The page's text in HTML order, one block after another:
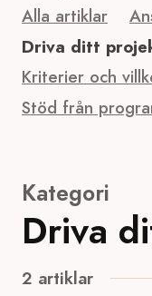
Alla artiklar
Driva ditt
Kriterier och
Stöd från
Kategori
Driva
2 artiklar